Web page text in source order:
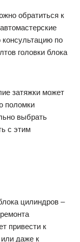
обратиться к
по
головки блока
затяжки может
поломки
выбрать
с этим
цилиндров –
привести к
даже к